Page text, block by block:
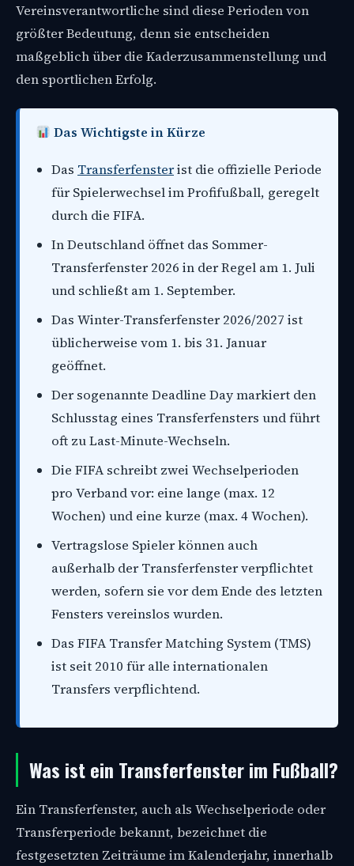
Vereinsverantwortliche sind diese Perioden von
größter Bedeutung, denn sie entscheiden
maßgeblich über die Kaderzusammenstellung und
den sportlichen Erfolg.
Das Wichtigste in Kürze
Das Transferfensterist die offizielle Periode
für Spielerwechsel im Profifußball, geregelt
durch die FIFA.
In Deutschland öffnet das Sommer-
Transferfenster 2026 in der Regel am 1. Juli
und schließt am 1. September.
Das Winter-Transferfenster 2026/2027 ist
üblicherweise vom 1. bis 31. Januar
geöffnet.
Der sogenannte Deadline Day markiert den
Schlusstag eines Transferfensters und führt
oft zu Last-Minute-Wechseln.
Die FIFA schreibt zwei Wechselperioden
pro Verband vor: eine lange (max. 12
Wochen) und eine kurze (max. 4 Wochen).
Vertragslose Spieler können auch
außerhalb der Transferfenster verpflichtet
werden, sofern sie vor dem Ende des letzten
Fensters vereinslos wurden.
Das FIFA Transfer Matching System (TMS)
ist seit 2010 für alle internationalen
Transfers verpflichtend.
Was ist ein Transferfenster im Fußball?
Ein Transferfenster, auch als Wechselperiode oder
Transferperiode bekannt, bezeichnet die
festgesetzten Zeiträume im Kalenderjahr, innerhalb